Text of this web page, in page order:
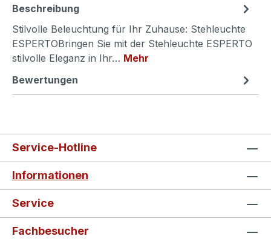
Beschreibung
Stilvolle Beleuchtung für Ihr Zuhause: Stehleuchte
ESPERTOBringen Sie mit der Stehleuchte ESPERTO
stilvolle Eleganz in Ihr… Mehr
Bewertungen
Service-Hotline
Informationen
Service
Fachbesucher